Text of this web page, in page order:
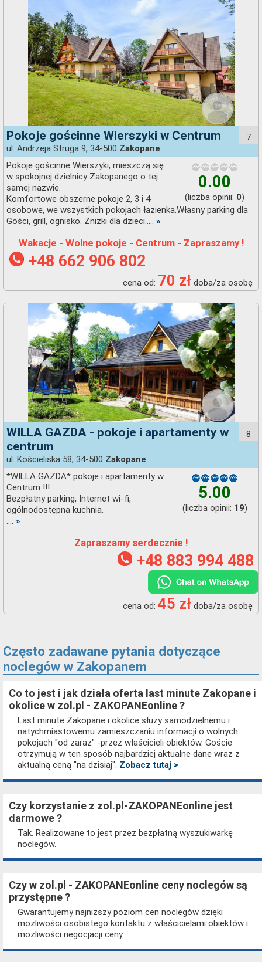
7
Pokoje gościnne Wierszyki w Centrum
ul. Andrzeja Struga 9, 34-500 Zakopane
0.00
(liczba opinii: 0)
Pokoje gościnne Wierszyki, mieszczą się
w spokojnej dzielnicy Zakopanego o tej
samej nazwie.
Komfortowe obszerne pokoje 2, 3 i 4
osobowe, we wszystkich pokojach łazienka.Własny parking dla
Gości, grill, ognisko. Zniżki dla dzieci..... »
Wakacje - Wolne pokoje - Centrum - Zapraszamy !
+48 662 906 802
cena od: 70 zł doba/za osobę
8
WILLA GAZDA - pokoje i apartamenty w
centrum
ul. Kościeliska 58, 34-500 Zakopane
5.00
(liczba opinii: 19)
*WILLA GAZDA* pokoje i apartamenty w
Centrum !!!
Bezpłatny parking, Internet wi-fi,
ogólnodostępna kuchnia.
.... »
Zapraszamy serdecznie !
+48 883 994 488
cena od: 45 zł doba/za osobę
Często zadawane pytania dotyczące
noclegów w Zakopanem
Co to jest i jak działa oferta last minute Zakopane i
okolice w zol.pl - ZAKOPANEonline ?
Last minute Zakopane i okolice służy samodzielnemu i
natychmiastowemu zamieszczaniu informacji o wolnych
pokojach "od zaraz" -przez właścicieli obiektów. Goście
otrzymują w ten sposób najbardziej aktualne dane wraz z
aktualną ceną "na dzisiaj". Zobacz tutaj >
Czy korzystanie z zol.pl-ZAKOPANEonline jest
darmowe ?
Tak. Realizowane to jest przez bezpłatną wyszukiwarkę
noclegów.
Czy w zol.pl - ZAKOPANEonline ceny noclegów są
przystępne ?
Gwarantujemy najniższy poziom cen noclegów dzięki
możliwości osobistego kontaktu z właścicielami obiektów i
możliwości negocjacji ceny.